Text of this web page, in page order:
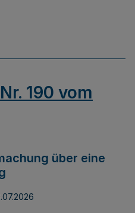
190 vom
über eine